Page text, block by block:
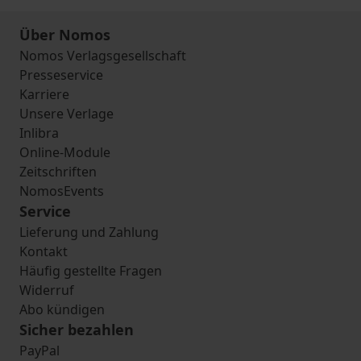
Über Nomos
Nomos Verlagsgesellschaft
Presseservice
Karriere
Unsere Verlage
Inlibra
Online-Module
Zeitschriften
NomosEvents
Service
Lieferung und Zahlung
Kontakt
Häufig gestellte Fragen
Widerruf
Abo kündigen
Sicher bezahlen
PayPal